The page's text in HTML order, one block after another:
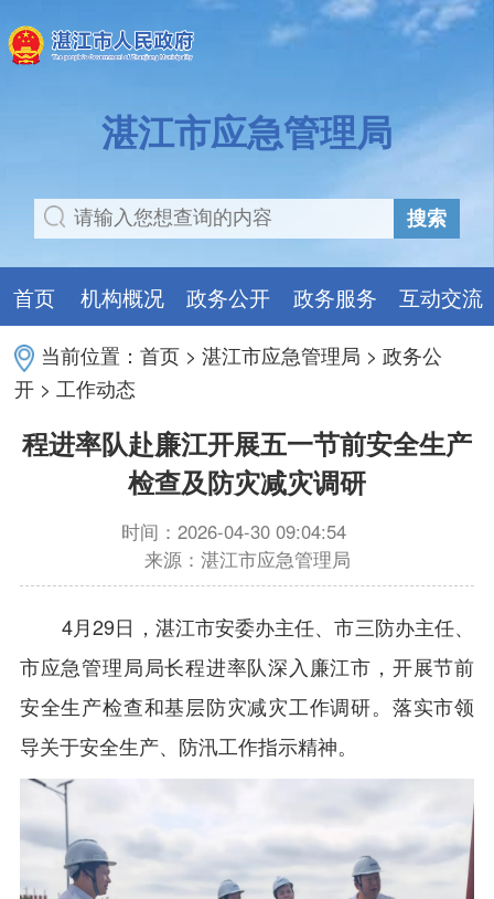
湛江市应急管理局
搜索
首页 机构概况 政务公开 政务服务 互动交流
当前位置：首页 >湛江市应急管理局 >政务公
开 > 工作动态
程进率队赴廉江开展五一节前安全生产
检查及防灾减灾调研
时间：2026-04-30 09:04:54
来源：湛江市应急管理局
4月29日，湛江市安委办主任、市三防办主任、
市应急管理局局长程进率队深入廉江市，开展节前
安全生产检查和基层防灾减灾工作调研。落实市领
导关于安全生产、防汛工作指示精神。